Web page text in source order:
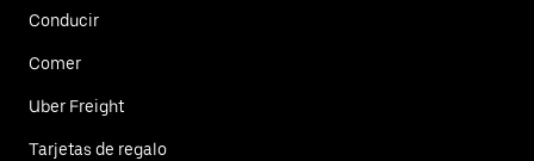
Conducir
Comer
Uber Freight
Tarjetas de regalo